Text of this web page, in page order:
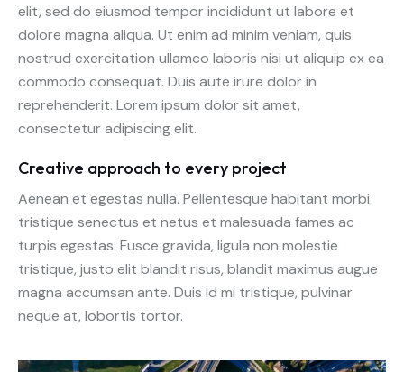
elit, sed do eiusmod tempor incididunt ut labore et
dolore magna aliqua. Ut enim ad minim veniam, quis
nostrud exercitation ullamco laboris nisi ut aliquip ex ea
commodo consequat. Duis aute irure dolor in
reprehenderit. Lorem ipsum dolor sit amet,
consectetur adipiscing elit.
Creative approach to every project
Aenean et egestas nulla. Pellentesque habitant morbi
tristique senectus et netus et malesuada fames ac
turpis egestas. Fusce gravida, ligula non molestie
tristique, justo elit blandit risus, blandit maximus augue
magna accumsan ante. Duis id mi tristique, pulvinar
neque at, lobortis tortor.